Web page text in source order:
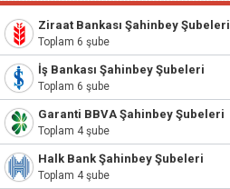
Ziraat Bankası Şahinbey Şubeleri
Toplam 6 şube
İş Bankası Şahinbey Şubeleri
Toplam 6 şube
Garanti BBVA Şahinbey Şubeleri
Toplam 4 şube
Halk Bank Şahinbey Şubeleri
Toplam 4 şube